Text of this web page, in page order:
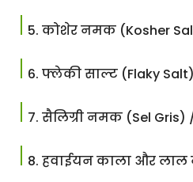
कोशेर नमक (Kosher
फ्लेकी साल्ट (Flaky Salt)
सैलिग्री नमक (Sel Gris)
हवाईयन काला और